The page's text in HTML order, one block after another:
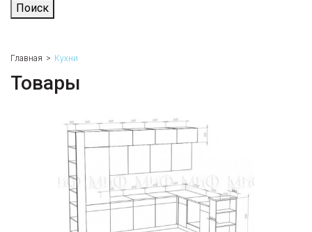
Поиск
Главная Кухни
Товары